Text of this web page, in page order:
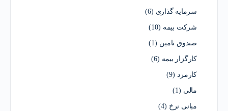
سرمایه گذاری (6)
شرکت بیمه (10)
صندوق تامین (1)
کارگزار بیمه (6)
کارمزد (9)
مالی (1)
مبانی نرخ (4)